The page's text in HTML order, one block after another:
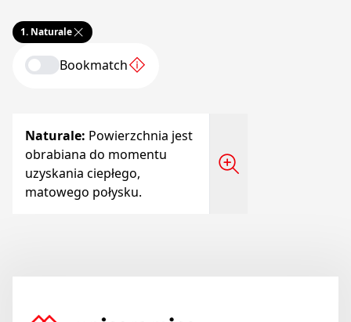
1. Naturale
Bookmatch
Naturale: Powierzchnia jest
obrabiana do momentu
uzyskania ciepłego,
matowego połysku.